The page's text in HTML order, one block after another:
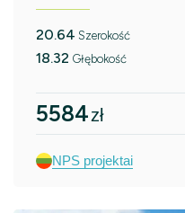
20.64 Szerokość
18.32 Głębokość
5584zł
NPS projektai